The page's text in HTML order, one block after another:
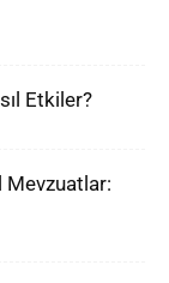
Etkiler?
Mevzuatlar: